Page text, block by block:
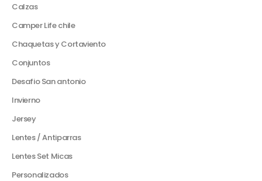
Calzas
Camper Life chile
Chaquetas y Cortaviento
Conjuntos
Desafio San antonio
Invierno
Jersey
Lentes / Antiparras
Lentes Set Micas
Personalizados